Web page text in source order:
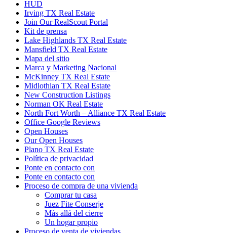
HUD
Irving TX Real Estate
Join Our RealScout Portal
Kit de prensa
Lake Highlands TX Real Estate
Mansfield TX Real Estate
Mapa del sitio
Marca y Marketing Nacional
McKinney TX Real Estate
Midlothian TX Real Estate
New Construction Listings
Norman OK Real Estate
North Fort Worth – Alliance TX Real Estate
Office Google Reviews
Open Houses
Our Open Houses
Plano TX Real Estate
Política de privacidad
Ponte en contacto con
Ponte en contacto con
Proceso de compra de una vivienda
Comprar tu casa
Juez Fite Conserje
Más allá del cierre
Un hogar propio
Proceso de venta de viviendas